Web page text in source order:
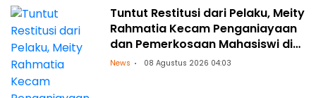
Tuntut Restitusi dari Pelaku, Meity
Rahmatia Kecam Penganiayaan
dan Pemerkosaan Mahasiswi di
Makassar
News 08 Agustus 2026 04:03